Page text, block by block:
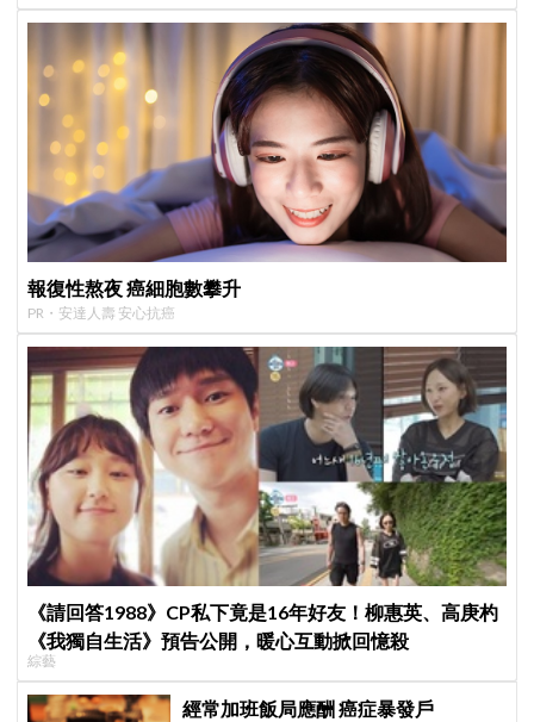
報復性熬夜 癌細胞數攀升
PR・安達人壽 安心抗癌
《請回答1988》CP私下竟是16年好友！柳惠英、高庚杓
《我獨自生活》預告公開，暖心互動掀回憶殺
綜藝
經常加班飯局應酬 癌症暴發戶